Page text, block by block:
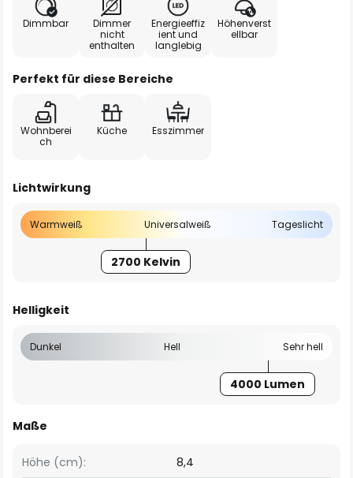
Dimmbar
Dimmer
nicht
enthalten
Energieeffiz
ient und
langlebig
Höhenverst
ellbar
Perfekt für diese Bereiche
Wohnberei
ch
Küche Esszimmer
Lichtwirkung
Warmweiß Universalweiß Tageslicht
2700 Kelvin
Helligkeit
Dunkel Hell Sehr hell
4000 Lumen
Maße
Höhe (cm): 8,4